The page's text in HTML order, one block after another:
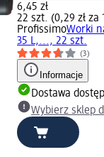
6,45 zł
22 szt. (0,29 zł za
ProfissimoWorki
35 L,..., 22 szt.
(3)
Informacje
Dostawa
Wybierz sklep